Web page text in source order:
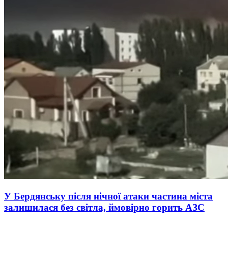
У Бердянську після нічної атаки частина міста
залишилася без світла, ймовірно горить АЗС